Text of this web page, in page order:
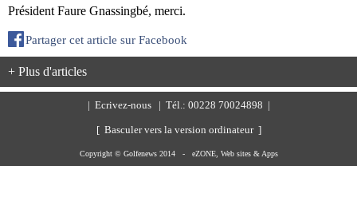
Président Faure Gnassingbé, merci.
Partager cet article sur Facebook
+ Plus d'articles
| Ecrivez-nous | Tél.: 00228 70024898 |
[ Basculer vers la version ordinateur ]
Copyright © Golfenews 2014 - eZONE, Web sites & Apps